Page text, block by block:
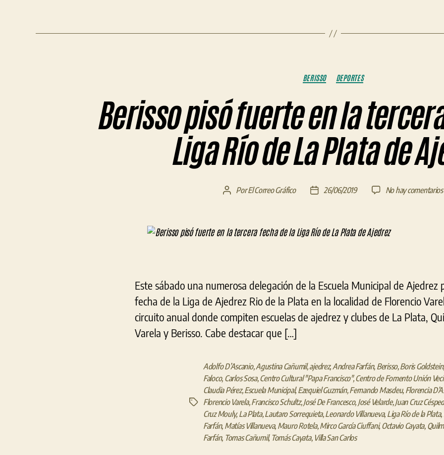
Categorías
BERISSO DEPORTES
Berisso pisó fuerte en la
Liga Río de La Plata de
Autor
entrada
PorEl Correo Gráfico
Fecha
entrada
26/06/2019 No hay comentarios
la
Este sábado una numerosa delegación de la Escuela Municipal de Ajedrez
fecha de la Liga de Ajedrez Rio de la Plata en la localidad de Florencio
circuito anual donde compiten escuelas de ajedrez y clubes de La Plata,
Varela y Berisso. Cabe destacar que […]
Etiquetas
Adolfo D’Ascanio,Agustina Cañumil,ajedrez, Andrea Farfán, Berisso,Boris Goldstein,
Faloco, Carlos Sosa,Centro Cultural "Papa Francisco",Centro de Fomento Unión
Claudia Pérez,Escuela Municipal,Ezequiel Guzmán,Fernando Masdeu, Florencia
Florencio Varela,Francisco Schultz,José De Francesco, José Velarde,Juan Cruz
Cruz Mouly,La Plata,Lautaro Sorrequieta,Leonardo Villanueva, Liga Río de la Plata,
Farfán, Matías Villanueva, Mauro Rotela,Mirco García Ciuffani,Octavio Cayata,
Farfán, Tomas Cañumil, Tomás Cayata, Villa San Carlos